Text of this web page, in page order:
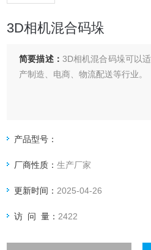
3D相机混合码垛
简要描述： 3D相机混合码垛可以
产制造、电商、物流配送等行业。
产品型号：
厂商性质：生产厂家
更新时间： 2025-04-26
访 问 量： 2422